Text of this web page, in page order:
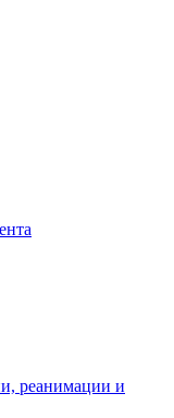
реанимации и